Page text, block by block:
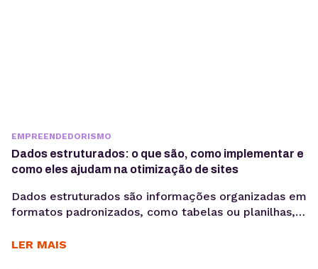
EMPREENDEDORISMO
Dados estruturados: o que são, como implementar e
como eles ajudam na otimização de sites
Dados estruturados são informações organizadas em
formatos padronizados, como tabelas ou planilhas,
Eles permitem que sistemas interpretem e
LER MAIS